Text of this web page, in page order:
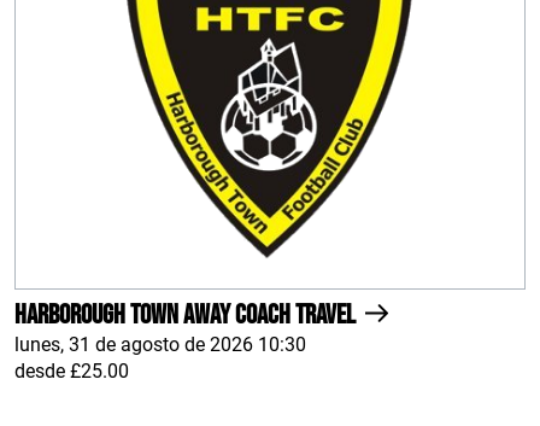
Harborough Town AWAY Coach Travel
lunes, 31 de agosto de 2026 10:30
desde £25.00